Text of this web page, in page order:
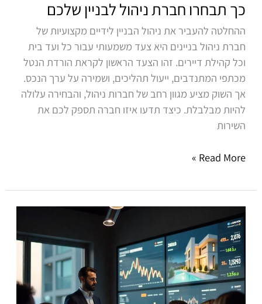
כך תבחרו חברת ניהול לבניין שלכם
ההחלטה להעביר את ניהול הבניין לידיים מקצועיות של
חברת ניהול בניינים היא צעד משמעותי עבור כל ועד בית
וכל קהילת דיירים. זהו הצעד הראשון לקראת הורדת הנטל
מכתפי המתנדבים, ייעול תהליכים, ושמירה על ערך הנכס.
אך השוק מציע מגוון רחב של חברות ניהול, והבחירה עלולה
להיות מבלבלת. כיצד תדעו איזו חברה תספק לכם את
השירות
Read More »
ניהול
נכסים
בחיפה